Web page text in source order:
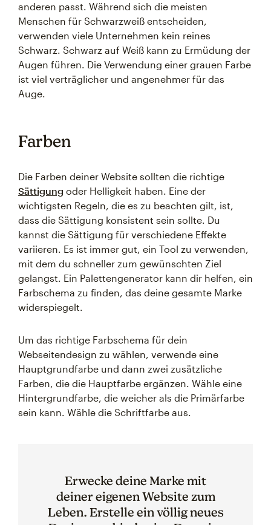
anderen passt. Während sich die meisten
Menschen für Schwarzweiß entscheiden,
verwenden viele Unternehmen kein reines
Schwarz. Schwarz auf Weiß kann zu Ermüdung der
Augen führen. Die Verwendung einer grauen Farbe
ist viel verträglicher und angenehmer für das
Auge.
Farben
Die Farben deiner Website sollten die richtige
Sättigung oder Helligkeit haben. Eine der
wichtigsten Regeln, die es zu beachten gilt, ist,
dass die Sättigung konsistent sein sollte. Du
kannst die Sättigung für verschiedene Effekte
variieren. Es ist immer gut, ein Tool zu verwenden,
mit dem du schneller zum gewünschten Ziel
gelangst. Ein Palettengenerator kann dir helfen, ein
Farbschema zu finden, das deine gesamte Marke
widerspiegelt.
Um das richtige Farbschema für dein
Webseitendesign zu wählen, verwende eine
Hauptgrundfarbe und dann zwei zusätzliche
Farben, die die Hauptfarbe ergänzen. Wähle eine
Hintergrundfarbe, die weicher als die Primärfarbe
sein kann. Wähle die Schriftfarbe aus.
Erwecke deine Marke mit
deiner eigenen Website zum
Leben. Erstelle ein völlig neues